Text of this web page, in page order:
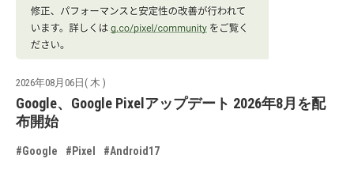
2026年08月06日( 木 )
Google、Google Pixelアップデート 2026年8月を配
布開始
#Google #Pixel #Android17